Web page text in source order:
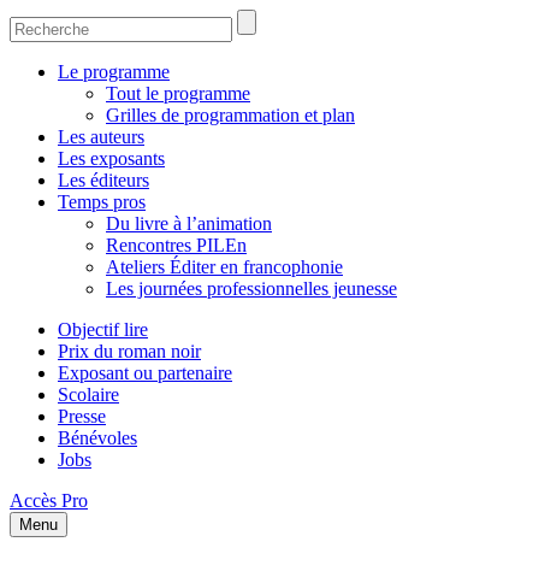
Le programme
Tout le programme
Grilles de programmation et plan
Les auteurs
Les exposants
Les éditeurs
Temps pros
Du livre à l’animation
Rencontres PILEn
Ateliers Éditer en francophonie
Les journées professionnelles jeunesse
Objectif lire
Prix du roman noir
Exposant ou partenaire
Scolaire
Presse
Bénévoles
Jobs
Accès Pro
Menu